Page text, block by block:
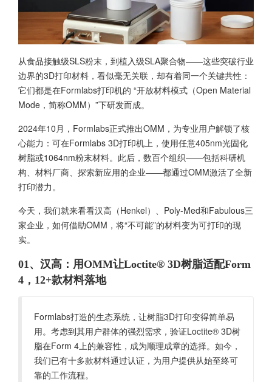
从食品接触级SLS粉末，到植入级SLA聚合物——这些突破行业
边界的3D打印材料，看似毫无关联，却有着同一个关键共性：
它们都是在Formlabs打印机的 “开放材料模式（Open Material
Mode，简称OMM）”下研发而成。
2024年10月，Formlabs正式推出OMM，为专业用户解锁了核
心能力：可在Formlabs 3D打印机上，使用任意405nm光固化
树脂或1064nm粉末材料。此后，数百个组织——包括科研机
构、材料厂商、探索新应用的企业——都通过OMM激活了全新
打印潜力。
今天，我们就来看看汉高（Henkel）、Poly-Med和Fabulous三
家企业，如何借助OMM，将“不可能”的材料变为可打印的现
实。
01、汉高：用OMM让Loctite® 3D树脂适配Form
4，12+款材料落地
Formlabs打造的生态系统，让树脂3D打印变得简单易
用。考虑到其用户群体的强烈需求，验证Loctite® 3D树
脂在Form 4上的兼容性，成为顺理成章的选择。如今，
我们已有十多款材料通过认证，为用户提供从始至终可
靠的工作流程。